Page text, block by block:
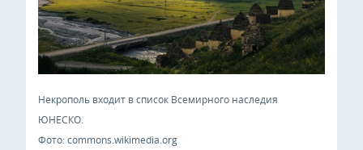
Некрополь входит в список Всемирного наследия
ЮНЕСКО.
Фото: commons.wikimedia.org